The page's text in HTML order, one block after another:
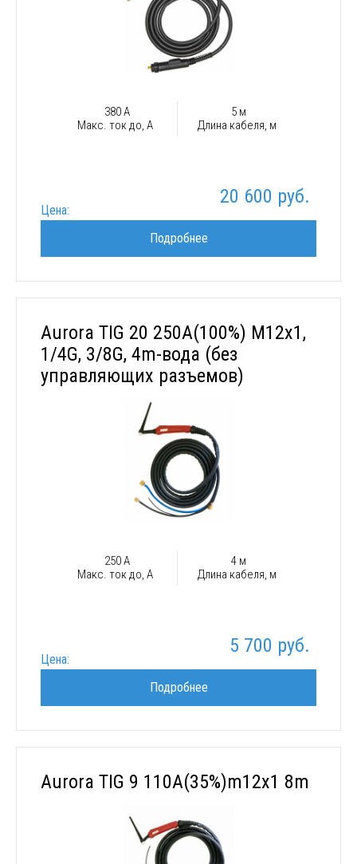
380 А
Макс. ток до, А
5 м
Длина кабеля, м
Цена:
20 600 руб.
Подробнее
Aurora TIG 20 250A(100%) M12x1,
1/4G, 3/8G, 4m-вода (без
управляющих разъемов)
250 А
Макс. ток до, А
4 м
Длина кабеля, м
Цена:
5 700 руб.
Подробнее
Aurora TIG 9 110A(35%)m12x1 8m